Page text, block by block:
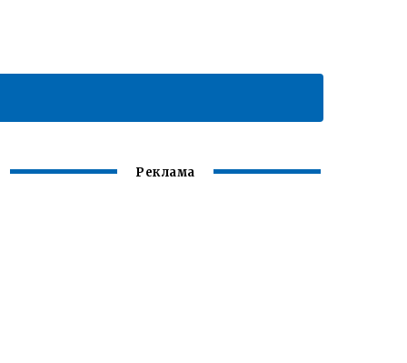
Реклама